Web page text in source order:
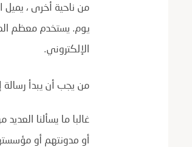
من ناحية أخرى ،
يوم. يستخدم معظم
الإلكتروني.
من يجب أن يبدأ رسالة
غالبا ما يسألنا
أو مدونتهم أو